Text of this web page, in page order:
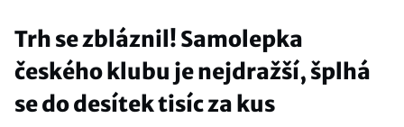
Trh se zbláznil! Samolepka
českého klubu je nejdražší, šplhá
se do desítek tisíc za kus